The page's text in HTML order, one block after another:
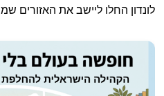
לונדון החלו ליישב את האזורים